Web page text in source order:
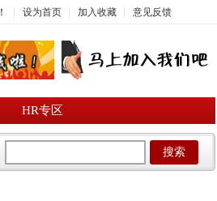
设为首页 加入收藏 意见反馈
HR专区
搜索